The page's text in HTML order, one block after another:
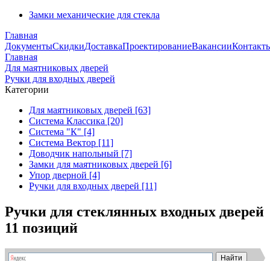
Замки механические для стекла
Главная
ДокументыСкидкиДоставкаПроектированиеВакансии
Главная
Для маятниковых дверей
Ручки для входных дверей
Категории
Для маятниковых дверей [63]
Система Классика [20]
Система "К" [4]
Система Вектор [11]
Доводчик напольный [7]
Замки для маятниковых дверей [6]
Упор дверной [4]
Ручки для входных дверей [11]
Ручки для стеклянных входных дверей
11 позиций